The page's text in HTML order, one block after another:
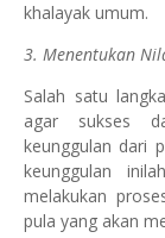
khalayak umum.
3. Menentukan
Salah satu
agar sukses
keunggulan dari
keunggulan
melakukan
pula yang akan